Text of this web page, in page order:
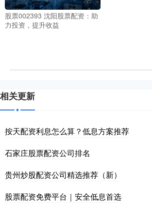
股票002393 沈阳股票配资：助
力投资，提升收益
相关更新
按天配资利息怎么算？低息方案推荐
石家庄股票配资公司排名
贵州炒股配资公司精选推荐（新）
股票配资免费平台｜安全低息首选